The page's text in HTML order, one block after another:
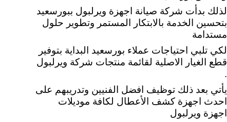
لذلك بدأت شركة صيانة اجهزة ويرلبول ببورسعيد
بتحسين الخدمة بالابتكار المستمر وتطوير حلول
مستدامة
لكي تلبي احتياجات عملاء بورسعيد البداية بتوفير
قطع الغيار الاصلية لقائمة منتجات شركة ويرلبول
.
يأتي بعد ذلك توظيف افضل الفنيين وتدريبهم على
احدث اجهزة كشف الأعطال لكافة موديلات
اجهزة ويرلبول